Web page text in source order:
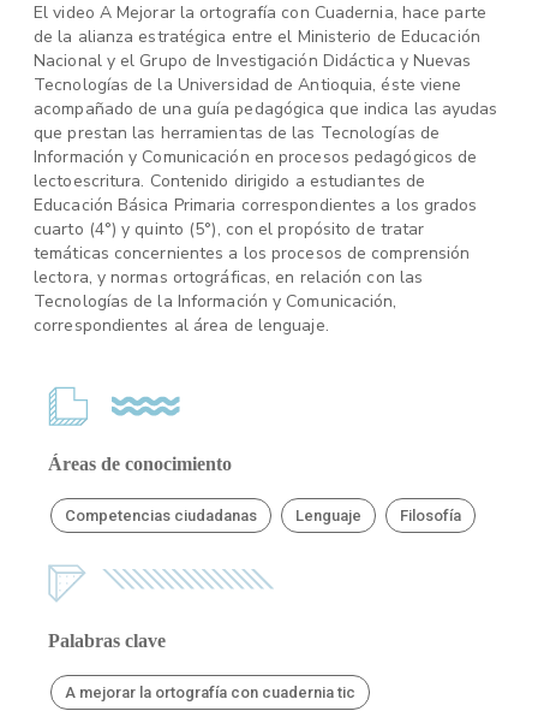
El video A Mejorar la ortografía con Cuadernia, hace parte
de la alianza estratégica entre el Ministerio de Educación
Nacional y el Grupo de Investigación Didáctica y Nuevas
Tecnologías de la Universidad de Antioquia, éste viene
acompañado de una guía pedagógica que indica las ayudas
que prestan las herramientas de las Tecnologías de
Información y Comunicación en procesos pedagógicos de
lectoescritura. Contenido dirigido a estudiantes de
Educación Básica Primaria correspondientes a los grados
cuarto (4°) y quinto (5°), con el propósito de tratar
temáticas concernientes a los procesos de comprensión
lectora, y normas ortográficas, en relación con las
Tecnologías de la Información y Comunicación,
correspondientes al área de lenguaje.
Áreas de conocimiento
Competencias ciudadanas Lenguaje Filosofía
Palabras clave
A mejorar la ortografía con cuadernia tic